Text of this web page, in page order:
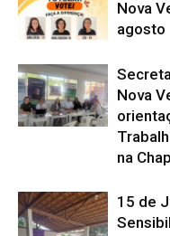
Nova
agosto
Nova
na
15 de